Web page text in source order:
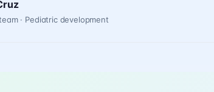
· Pediatric development